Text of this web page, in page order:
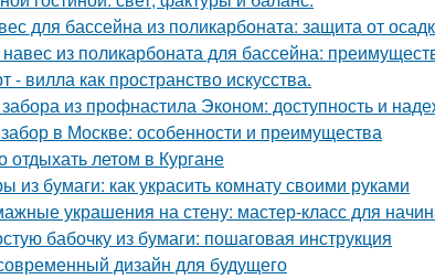
для бассейна из поликарбоната: защита от
из поликарбоната для бассейна:
- вилла как пространство искусства.
из профнастила Эконом: доступность и
в Москве: особенности и преимущества
отдыхать летом в Кургане
из бумаги: как украсить комнату своими руками
украшения на стену: мастер-класс для
бабочку из бумаги: пошаговая инструкция
дизайн для будущего